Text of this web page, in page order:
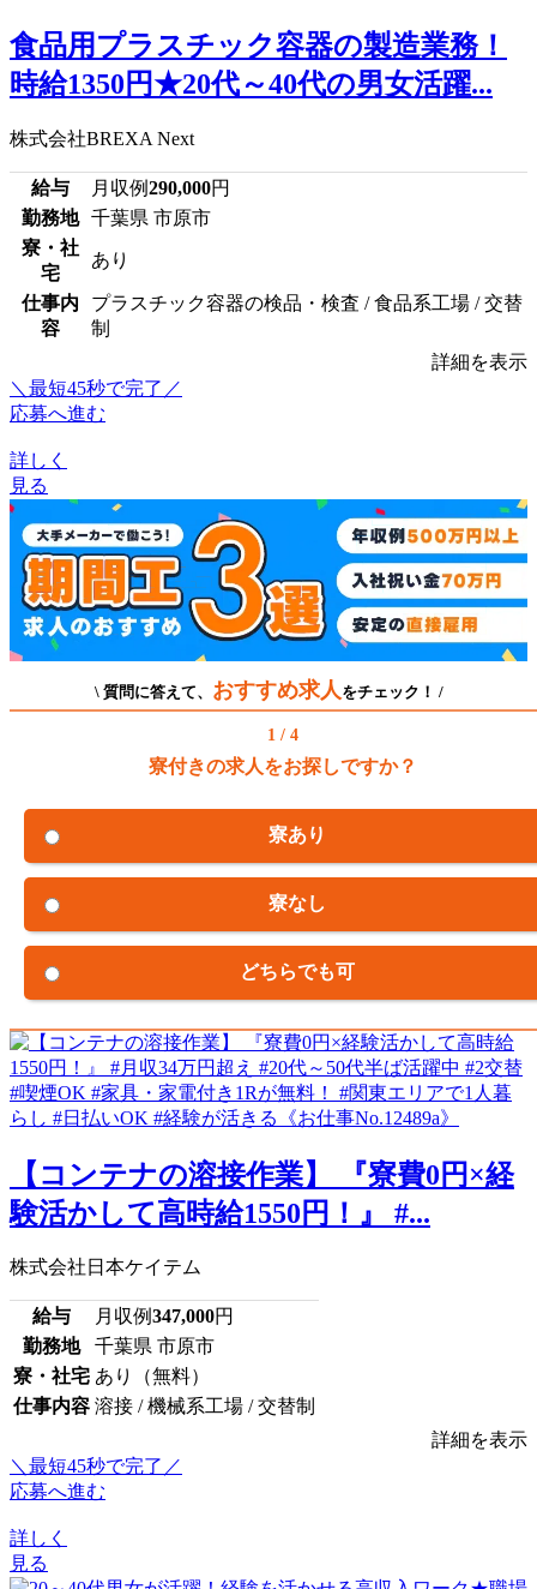
食品用プラスチック容器の製造業務！
時給1350円★20代～40代の男女活躍...
株式会社BREXA Next
給与 月収例290,000円
勤務地
千葉県 市原市
寮・社
宅
あり
仕事内
容
プラスチック容器の検品・検査 / 食品系工場 / 交替
制
詳細を表示
＼最短45秒で完了／
応募へ進む
詳しく
見る
\ 質問に答えて、 おすすめ求人 をチェック！ /
1 / 4
寮付きの求人をお探しですか？
寮あり
寮なし
どちらでも可
【コンテナの溶接作業】 『寮費0円×経
験活かして高時給1550円！』 #...
株式会社日本ケイテム
給与 月収例347,000円
勤務地
千葉県 市原市
寮・社宅 あり（無料）
仕事内容 溶接 / 機械系工場 / 交替制
詳細を表示
＼最短45秒で完了／
応募へ進む
詳しく
見る